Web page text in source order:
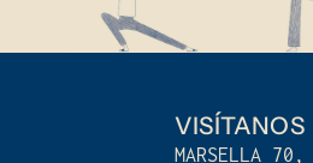
VISÍTANOS
MARSELLA 70,